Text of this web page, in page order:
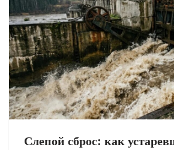
Слепой сброс: как